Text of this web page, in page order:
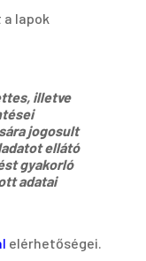
lapok
illetve
jogosult
ellátó
gyakorló
adatai
elérhetőségei.